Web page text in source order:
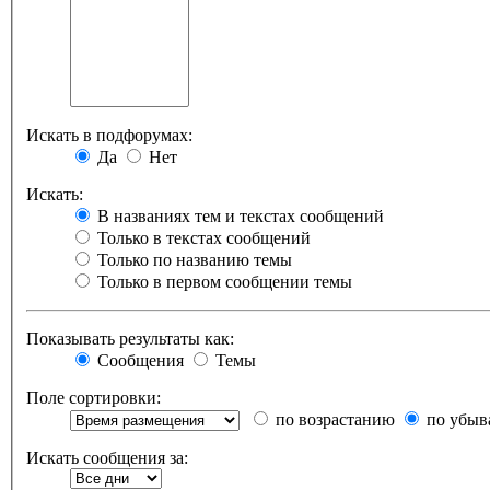
Искать в подфорумах:
Да
Нет
Искать:
В названиях тем и текстах сообщений
Только в текстах сообщений
Только по названию темы
Только в первом сообщении темы
Показывать результаты как:
Сообщения
Темы
Поле сортировки:
по возрастанию
по
Искать сообщения за: